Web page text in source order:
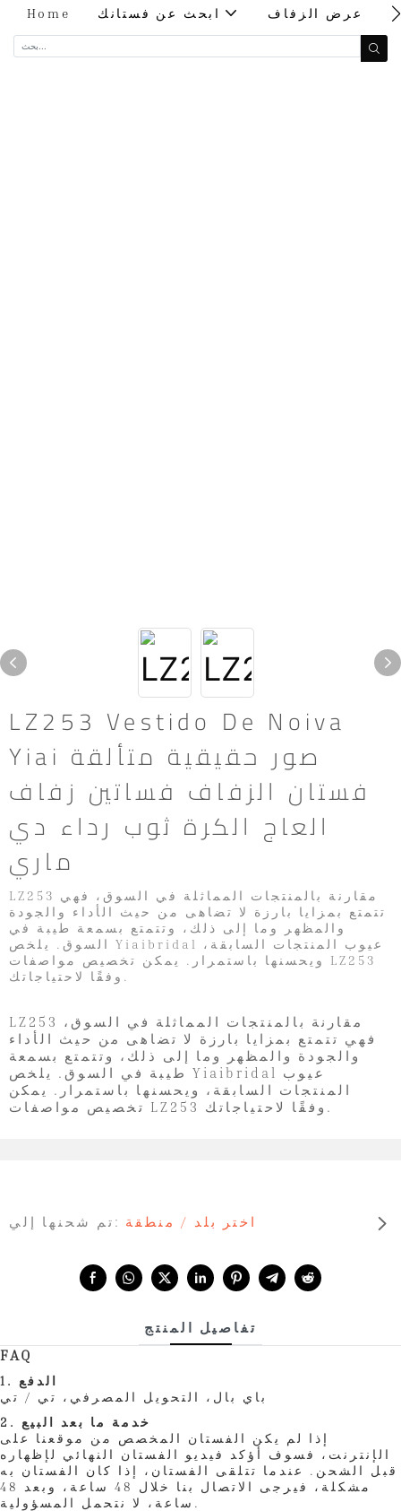
Home ابحث عن فستانك عرض الزفاف
LZ253 Vestido De Noiva
Yiai صور حقيقية متألقة
فستان الزفاف فساتين زفاف
العاج الكرة ثوب رداء دي
ماري
LZ253 مقارنة بالمنتجات المماثلة في السوق، فهي
تتمتع بمزايا بارزة لا تضاهى من حيث الأداء والجودة
والمظهر وما إلى ذلك، وتتمتع بسمعة طيبة في
السوق. يلخص Yiaibridal عيوب المنتجات السابقة،
ويحسنها باستمرار. يمكن تخصيص مواصفات LZ253
LZ253 مقارنة بالمنتجات المماثلة في السوق،
فهي تتمتع بمزايا بارزة لا تضاهى من حيث الأداء
والجودة والمظهر وما إلى ذلك، وتتمتع بسمعة
طيبة في السوق. يلخص Yiaibridal عيوب
المنتجات السابقة، ويحسنها باستمرار. يمكن
تخصيص مواصفات LZ253 وفقًا لاحتياجاتك.
تم شحنها إلي: اختر بلد / منطقة
تفاصيل المنتج
FAQ
1. الدفع
باي بال، التحويل المصرفي، تي / تي
2. خدمة ما بعد البيع
إذا لم يكن الفستان المخصص من موقعنا على
الإنترنت، فسوف أؤكد فيديو الفستان النهائي لإظهاره
قبل الشحن. عندما تتلقى الفستان، إذا كان الفستان به
مشكلة، فيرجى الاتصال بنا خلال 48 ساعة، وبعد 48
ساعة، لا نتحمل المسؤولية.